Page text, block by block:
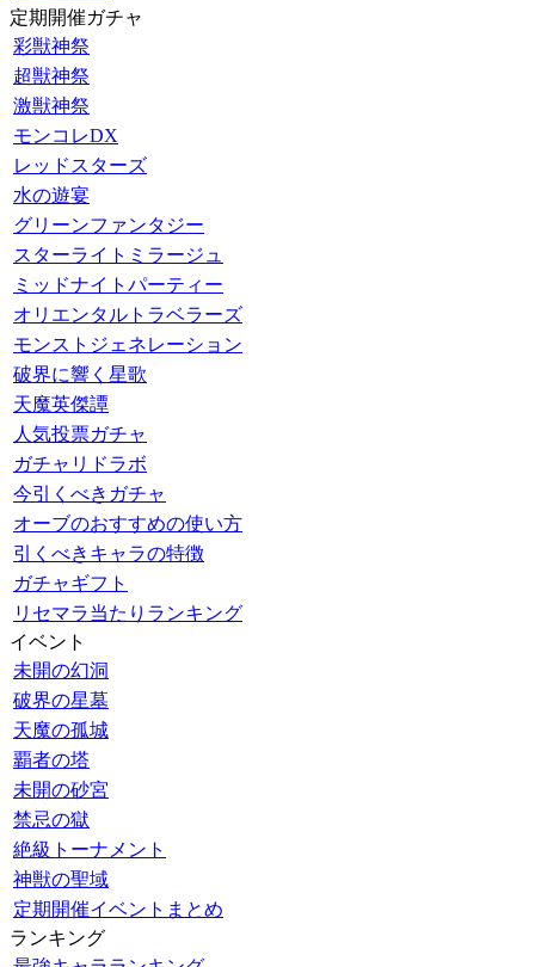
定期開催ガチャ
彩獣神祭
超獣神祭
激獣神祭
モンコレDX
レッドスターズ
水の遊宴
グリーンファンタジー
スターライトミラージュ
ミッドナイトパーティー
オリエンタルトラベラーズ
モンストジェネレーション
破界に響く星歌
天魔英傑譚
人気投票ガチャ
ガチャリドラボ
今引くべきガチャ
オーブのおすすめの使い方
引くべきキャラの特徴
ガチャギフト
リセマラ当たりランキング
イベント
未開の幻洞
破界の星墓
天魔の孤城
覇者の塔
未開の砂宮
禁忌の獄
絶級トーナメント
神獣の聖域
定期開催イベントまとめ
ランキング